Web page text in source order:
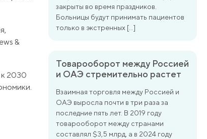
&
2030
закрыты во время праздников.
Больницы будут принимать пациентов
только в экстренных […]
Товарооборот между Россией
и ОАЭ стремительно растет
Взаимная торговля между Россией и
ОАЭ выросла почти в три раза за
последние пять лет. В 2019 году
товарооборот между странами
составлял $3,5 млрд, а в 2024 году